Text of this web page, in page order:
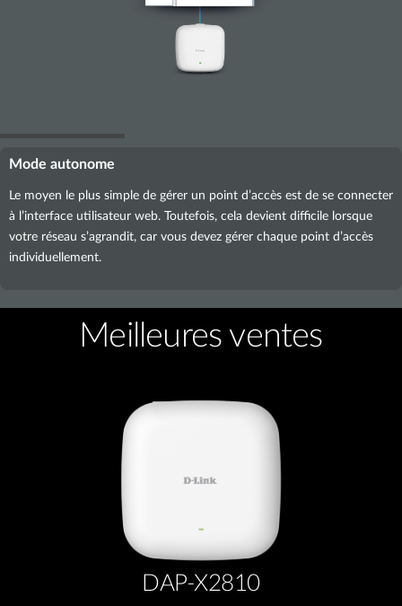
Mode autonome
Le moyen le plus simple de gérer un point d’accès est de se connecter
à l’interface utilisateur web. Toutefois, cela devient difficile lorsque
votre réseau s’agrandit, car vous devez gérer chaque point d’accès
individuellement.
Meilleures ventes
DAP-X2810